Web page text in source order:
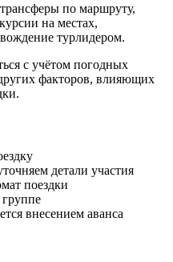
по маршруту,
на местах,
турлидером.
с учётом погодных
факторов, влияющих
детали участия
поездки
внесением аванса